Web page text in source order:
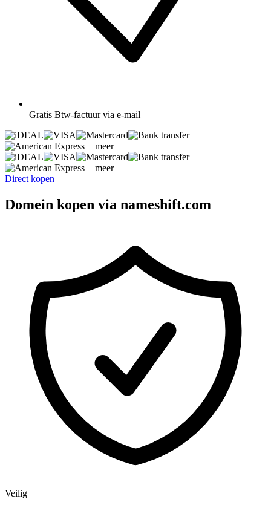
Gratis Btw-factuur via e-mail
+ meer
+ meer
Direct kopen
Domein kopen via nameshift.com
Veilig